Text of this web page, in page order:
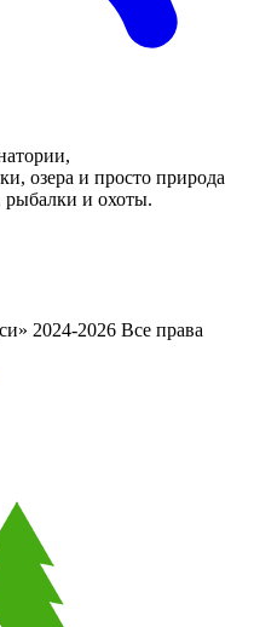
озера и просто природа
рыбалки и охоты.
2024-2026 Все права